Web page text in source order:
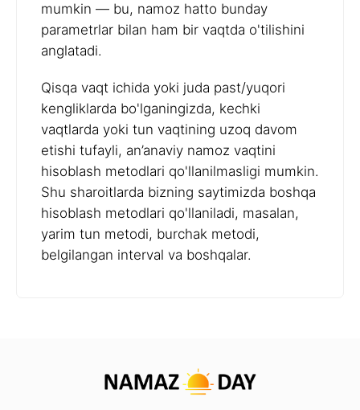
mumkin — bu, namoz hatto bunday
parametrlar bilan ham bir vaqtda o'tilishini
anglatadi.
Qisqa vaqt ichida yoki juda past/yuqori
kengliklarda bo'lganingizda, kechki
vaqtlarda yoki tun vaqtining uzoq davom
etishi tufayli, an’anaviy namoz vaqtini
hisoblash metodlari qo'llanilmasligi mumkin.
Shu sharoitlarda bizning saytimizda boshqa
hisoblash metodlari qo'llaniladi, masalan,
yarim tun metodi, burchak metodi,
belgilangan interval va boshqalar.